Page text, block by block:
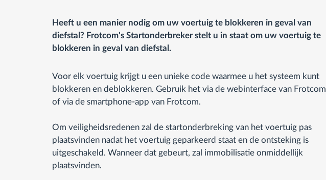
Heeft u een manier nodig om uw voertuig te blokkeren in geval van
diefstal? Frotcom's Startonderbreker stelt u in staat om uw voertuig te
blokkeren in geval van diefstal.
Voor elk voertuig krijgt u een unieke code waarmee u het systeem kunt
blokkeren en deblokkeren. Gebruik het via de webinterface van Frotcom
of via de smartphone-app van Frotcom.
Om veiligheidsredenen zal de startonderbreking van het voertuig pas
plaatsvinden nadat het voertuig geparkeerd staat en de ontsteking is
uitgeschakeld. Wanneer dat gebeurt, zal immobilisatie onmiddellijk
plaatsvinden.